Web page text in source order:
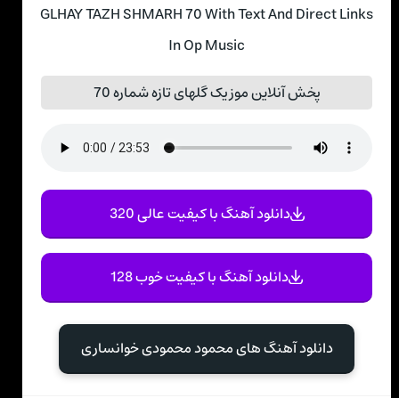
GLHAY TAZH SHMARH 70 With Text And Direct Links
In Op Music
پخش آنلاین موزیک گلهای تازه شماره 70
دانلود آهنگ با کیفیت عالی 320
دانلود آهنگ با کیفیت خوب 128
دانلود آهنگ های محمود محمودی خوانساری